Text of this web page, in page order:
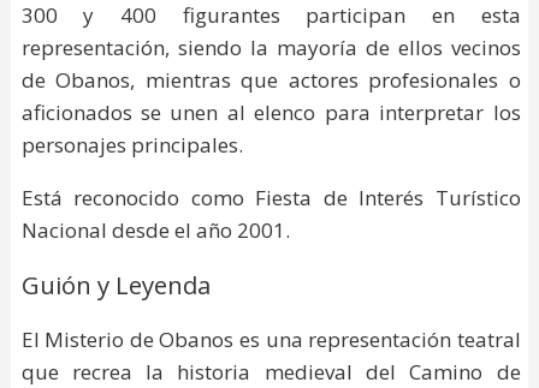
300 y 400 figurantes participan en esta
representación, siendo la mayoría de ellos vecinos
de Obanos, mientras que actores profesionales o
aficionados se unen al elenco para interpretar los
personajes principales.
Está reconocido como Fiesta de Interés Turístico
Nacional desde el año 2001.
Guión y Leyenda
El Misterio de Obanos es una representación teatral
que recrea la historia medieval del Camino de